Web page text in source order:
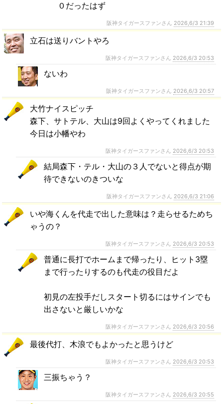
０だったはず
阪神タイガースファンさん 2026,6/3 21:39
立石は送りバントやろ
阪神タイガースファンさん 2026,6/3 20:53
ないわ
阪神タイガースファンさん 2026,6/3 20:57
大竹ナイスピッチ
森下、サトテル、大山は9回よくやってくれました
今日は小幡やわ
阪神タイガースファンさん 2026,6/3 20:53
結局森下・テル・大山の３人でないと得点が期
待できないのきついな
阪神タイガースファンさん 2026,6/3 21:06
いや海くんを代走で出した意味は？走らせるためち
ゃうの？
阪神タイガースファンさん 2026,6/3 20:53
普通に長打でホームまで帰ったり、ヒット3塁
まで行ったりするのも代走の役目だよ
初見の左投手だしスタート切るにはサインでも
出さないと厳しいかな
阪神タイガースファンさん 2026,6/3 20:56
最後代打、木浪でもよかったと思うけど
阪神タイガースファンさん 2026,6/3 20:53
三振ちゃう？
阪神タイガースファンさん 2026,6/3 20:55